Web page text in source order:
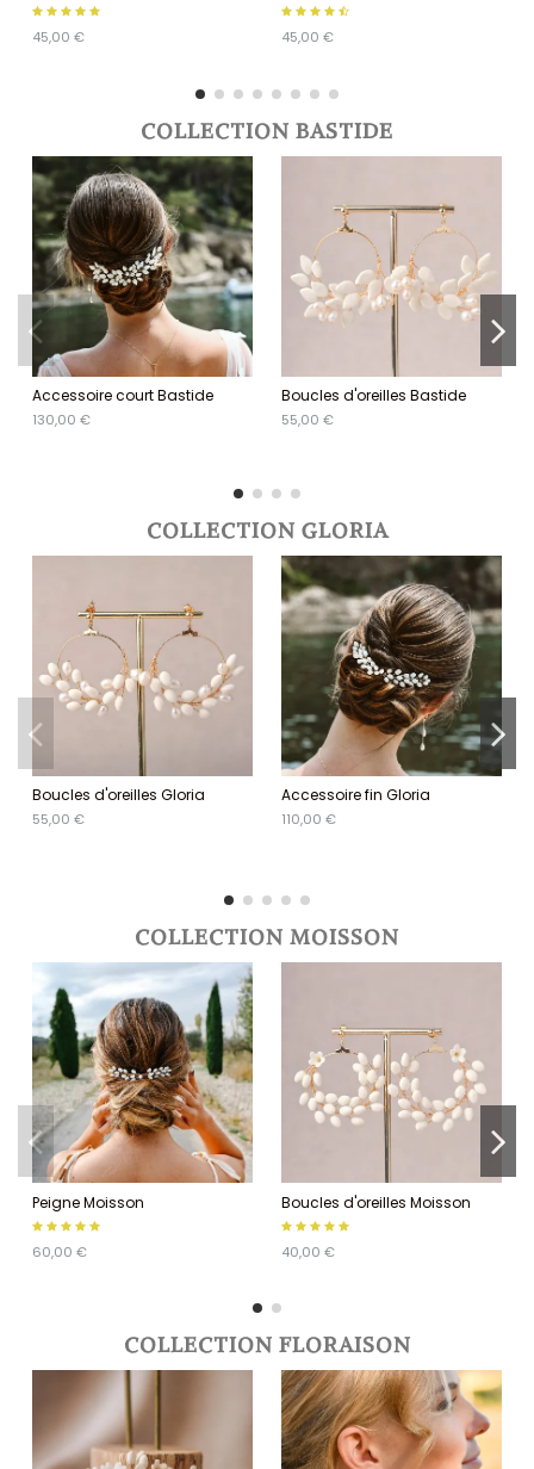
45,00 € 45,00 €
COLLECTION BASTIDE
Accessoire court Bastide
130,00 €
Boucles d'oreilles Bastide
55,00 €
COLLECTION GLORIA
Boucles d'oreilles Gloria
55,00 €
Accessoire fin Gloria
110,00 €
COLLECTION MOISSON
Peigne Moisson
60,00 €
Boucles d'oreilles Moisson
40,00 €
COLLECTION FLORAISON